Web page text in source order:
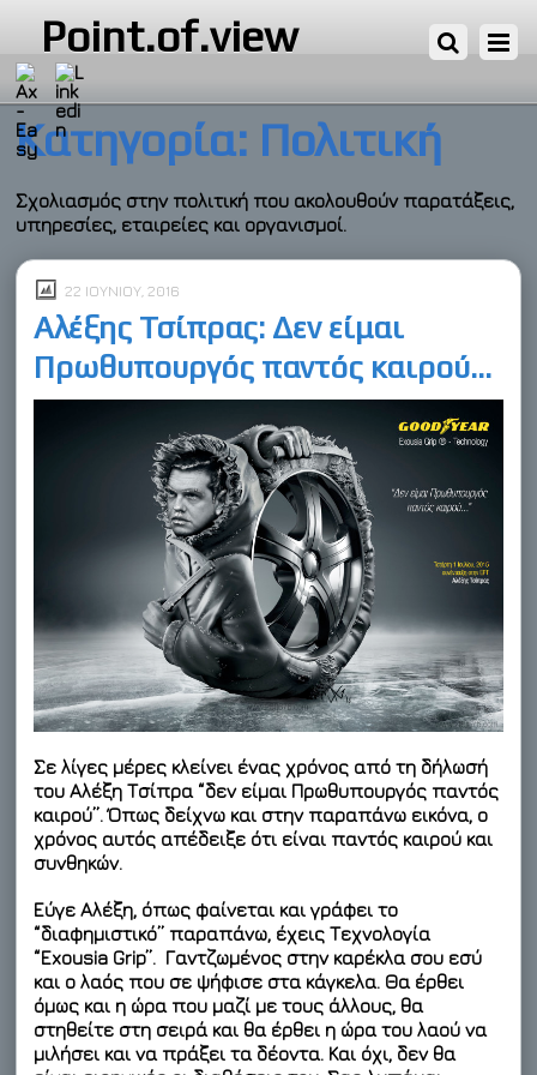
Point.of.view
Κατηγορία: Πολιτική
Σχολιασμός στην πολιτική που ακολουθούν παρατάξεις,
υπηρεσίες, εταιρείες και οργανισμοί.
22 ΙΟΥΝΊΟΥ, 2016
Αλέξης Τσίπρας: Δεν είμαι
Πρωθυπουργός παντός καιρού…
Σε λίγες μέρες κλείνει ένας χρόνος από τη δήλωσή
του Αλέξη Τσίπρα “δεν είμαι Πρωθυπουργός παντός
καιρού”. Όπως δείχνω και στην παραπάνω εικόνα, ο
χρόνος αυτός απέδειξε ότι είναι παντός καιρού και
συνθηκών.
Εύγε Αλέξη, όπως φαίνεται και γράφει το
“διαφημιστικό” παραπάνω, έχεις Τεχνολογία
“Exousia Grip”. Γαντζωμένος στην καρέκλα σου εσύ
και ο λαός που σε ψήφισε στα κάγκελα. Θα έρθει
όμως και η ώρα που μαζί με τους άλλους, θα
στηθείτε στη σειρά και θα έρθει η ώρα του λαού να
μιλήσει και να πράξει τα δέοντα. Και όχι, δεν θα